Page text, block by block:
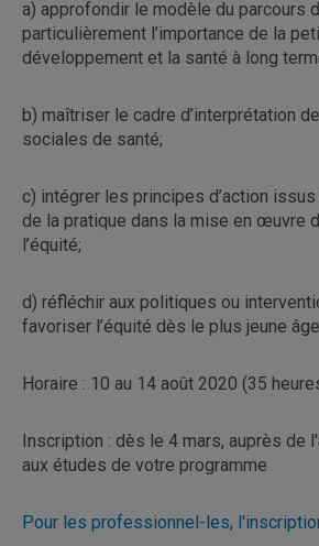
a) approfondir le modèle du parcours
particulièrement l’importance de la
développement et la santé à long
b) maîtriser le cadre d’interprétation
sociales de santé;
c) intégrer les principes d’action
de la pratique dans la mise en œuvre
l’équité;
d) réfléchir aux politiques ou
favoriser l’équité dès le plus jeune
Horaire : 10 au 14 août 2020 (35
Inscription : dès le 4 mars, auprès de
aux études de votre programme
Pour les professionnel-les,